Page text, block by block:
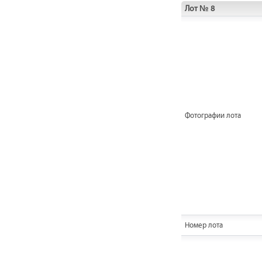
Лот № 8
Фотографии лота
Номер лота